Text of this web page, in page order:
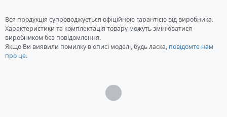
Вся продукція супроводжується офіційною гарантією від виробника.
Характеристики та комплектація товару можуть змінюватися
виробником без повідомлення.
Якщо Ви виявили помилку в описі моделі, будь ласка, повідомте нам
про це.
Загрузка...